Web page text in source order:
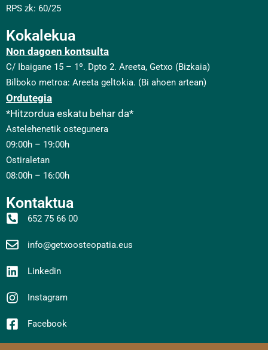
RPS zk: 60/25
Kokalekua
Non dagoen kontsulta
C/ Ibaigane 15 – 1º. Dpto 2. Areeta, Getxo (Bizkaia)
Bilboko metroa: Areeta geltokia. (Bi ahoen artean)
Ordutegia
*Hitzordua eskatu behar da*
Astelehenetik ostegunera
09:00h – 19:00h
Ostiraletan
08:00h – 16:00h
Kontaktua
652 75 66 00
info@getxoosteopatia.eus
Linkedin
Instagram
Facebook